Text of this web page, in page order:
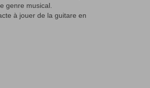
genre musical.
à jouer de la guitare en